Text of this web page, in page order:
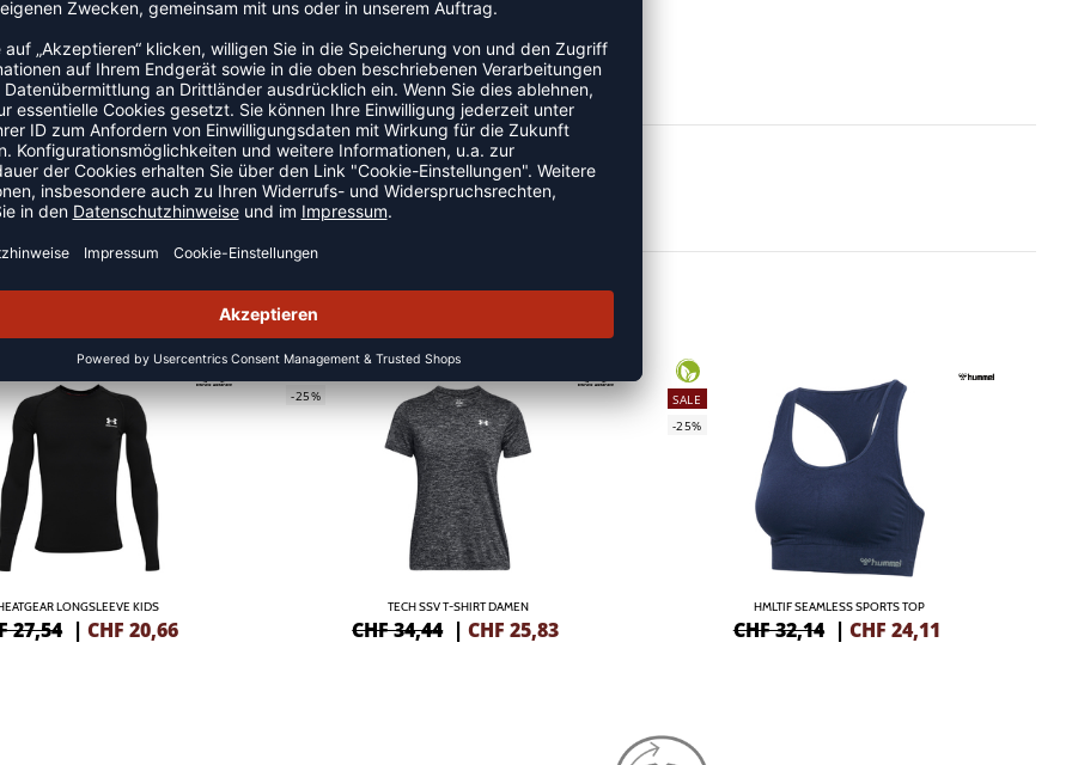
Wert auf Bewegungsfreiheit und Komfort legen. Die
angenehm trocken, während du dich auf dein Spiel
LONGSLEEVE KIDS
27,54 | CHF 20,66
NEW
-25%
TECH SSV T-SHIRT DAMEN
CHF 34,44 |CHF 25,83
SALE
-25%
HMLTIF SEAMLESS SPORTS TOP
CHF 32,14 | CHF 24,11